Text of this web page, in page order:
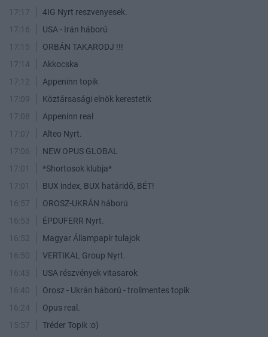
17:17
4IG Nyrt reszvenyesek.
17:16
USA - Irán háború
17:15
ORBÁN TAKARODJ !!!
17:14
Akkocska
17:12
Appeninn topik
17:09
Köztársasági elnök kerestetik
17:08
Appeninn real
17:07
Alteo Nyrt.
17:06
NEW OPUS GLOBAL
17:01
*Shortosok klubja*
17:01
BUX index, BUX határidő, BÉT!
16:57
OROSZ-UKRÁN háború
16:53
ÉPDUFERR Nyrt.
16:52
Magyar Állampapír tulajok
16:50
VERTIKAL Group Nyrt.
16:43
USA részvények vitasarok
16:40
Orosz - Ukrán háború - trollmentes topik
16:24
Opus real.
15:57
Tréder Topik :o)